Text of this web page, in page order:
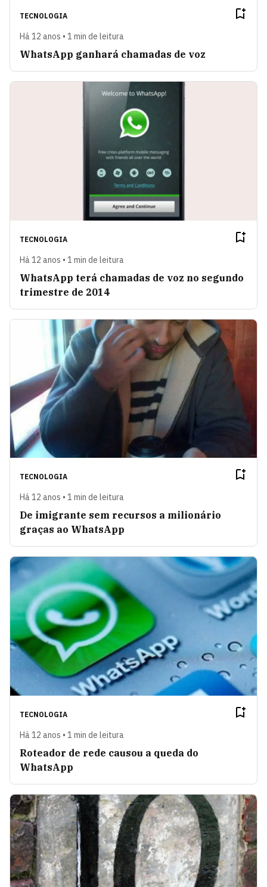
TECNOLOGIA
Há 12 anos • 1 min de leitura
WhatsApp ganhará chamadas de voz
TECNOLOGIA
Há 12 anos • 1 min de leitura
WhatsApp terá chamadas de voz no segundo
trimestre de 2014
TECNOLOGIA
Há 12 anos • 1 min de leitura
De imigrante sem recursos a milionário
graças ao WhatsApp
TECNOLOGIA
Há 12 anos • 1 min de leitura
Roteador de rede causou a queda do
WhatsApp